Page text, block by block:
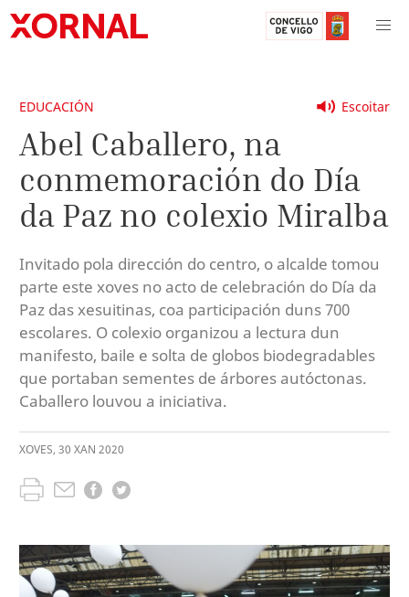
Escoitar
EDUCACIÓN
Abel Caballero, na
conmemoración do Día
da Paz no colexio Miralba
Invitado pola dirección do centro, o alcalde tomou
parte este xoves no acto de celebración do Día da
Paz das xesuitinas, coa participación duns 700
escolares. O colexio organizou a lectura dun
manifesto, baile e solta de globos biodegradables
que portaban sementes de árbores autóctonas.
Caballero louvou a iniciativa.
XOVES, 30 XAN 2020